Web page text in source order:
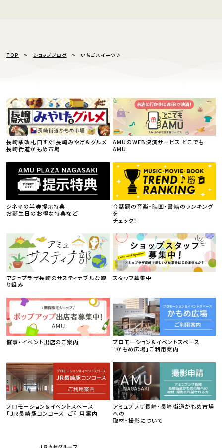
TOP ショップブログ いちごスイーツ♪
長崎駅改札口すぐ！長崎みやげ＆グルメ
長崎街道かもめ市場
AMUのWEB決済サービス どこでも
AMU
シネマの半券提示特典
お誕生日のお得な特典など
今話題の音楽・映画・書籍のランキング
を
チェック！
アミュプラザ長崎のサスティナブルな取
り組み
スタッフ募集中
催事・イベント出店のご案内
プロモーション＆イベントスペース
「かもめ広場」ご利用案内
プロモーション＆イベントスペース
「ＪＲ長崎駅コンコース」ご利用案内
アミュプラザ長崎・長崎街道かもめ市場
への
取材・撮影について